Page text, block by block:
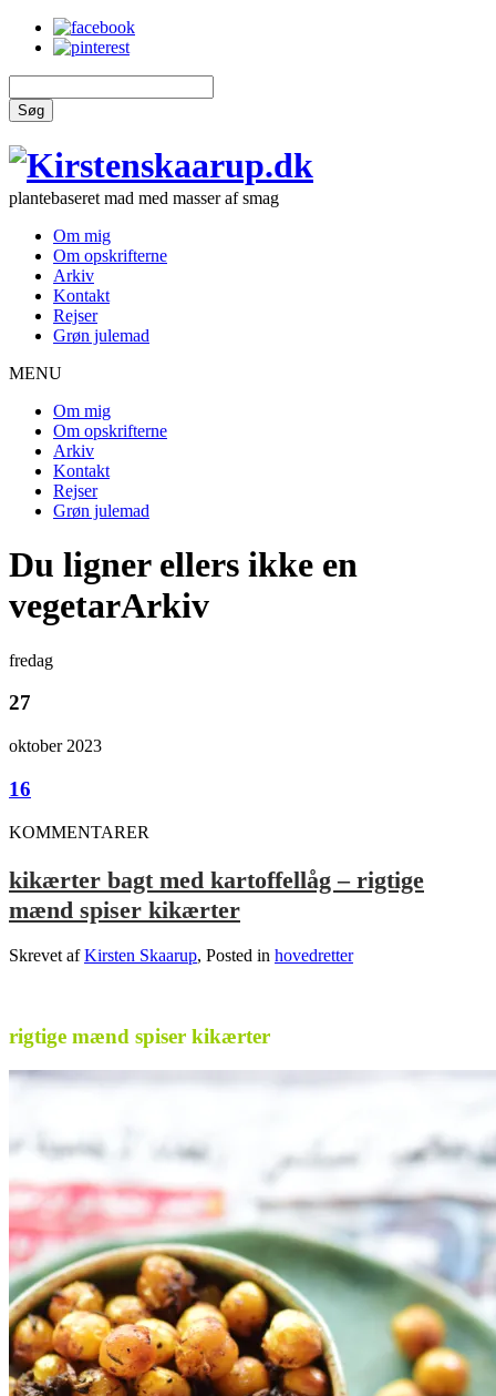
Søg
plantebaseret mad med masser af smag
Om mig
Om opskrifterne
Arkiv
Kontakt
Rejser
Grøn julemad
MENU
Om mig
Om opskrifterne
Arkiv
Kontakt
Rejser
Grøn julemad
Du ligner ellers ikke en
vegetarArkiv
fredag
27
oktober 2023
16
KOMMENTARER
kikærter bagt med kartoffellåg – rigtige
mænd spiser kikærter
Skrevet afKirsten Skaarup, Posted in hovedretter
rigtige mænd spiser kikærter